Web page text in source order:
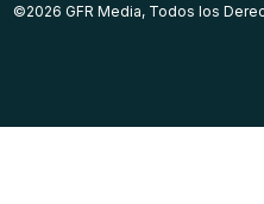
©2026 GFR Media, Todos los